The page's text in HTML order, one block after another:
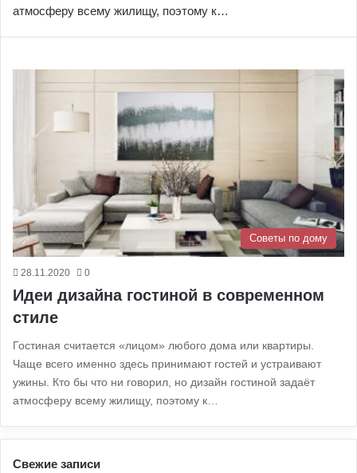
атмосферу всему жилищу, поэтому к…
Советы по дому
28.11.2020 0
Идеи дизайна гостиной в современном
стиле
Гостиная считается «лицом» любого дома или квартиры.
Чаще всего именно здесь принимают гостей и устраивают
ужины. Кто бы что ни говорил, но дизайн гостиной задаёт
атмосферу всему жилищу, поэтому к…
Свежие записи